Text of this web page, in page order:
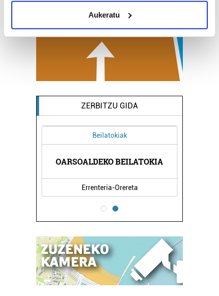
meters
Identify your device by actively scanning it for
specific characteristics (fingerprinting)
Find out more about how your personal data is processed
and set your preferences in the
Guk eta gure bazkideek zure datu pertsonalak
neurtzeko, jendeari buruzko informazioa biltzeko eta
produktuak garatzeko. Zure datuak nork eta zertarako
erabiltzen dituen hauta dezakezu.
bazkideen zerrenda, beren ustez zein helburutarako
duten interes legitimoa eta horren aurka nola egin
Lortu zure datu pertsonalak prozesatzeko moduari
buruzko informazio gehiago eta ezarri zure lehentasunak
datuen atalean. Edozein unetan alda edo ken dezakezu
zure baimena Cookieen adierazpenean.
Aukeratu
ZERBITZU GIDA
Beilatokiak
OARSOALDEKO BEILATOKIA
Errenteria-Orereta